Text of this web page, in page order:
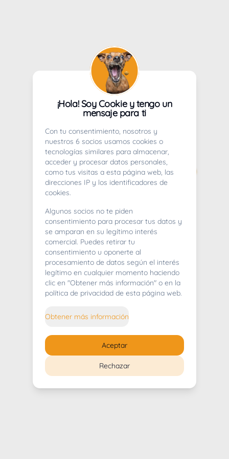
404
Whoops! Lo sentimos mucho.
¡Hola! Soy Cookie y tengo un
mensaje para ti
Con tu consentimiento, nosotros y
nuestros 6 socios usamos cookies o
tecnologías similares para almacenar,
acceder y procesar datos personales,
como tus visitas a esta página web, las
direcciones IP y los identificadores de
cookies.
Algunos socios no te piden
consentimiento para procesar tus datos y
se amparan en su legítimo interés
comercial. Puedes retirar tu
consentimiento u oponerte al
procesamiento de datos según el interés
legítimo en cualquier momento haciendo
clic en "Obtener más información" o en la
política de privacidad de esta página web.
Obtener más información
Rechazar
Aceptar